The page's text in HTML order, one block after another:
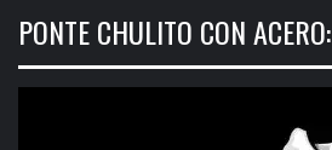
PONTE CHULITO CON ACERO: